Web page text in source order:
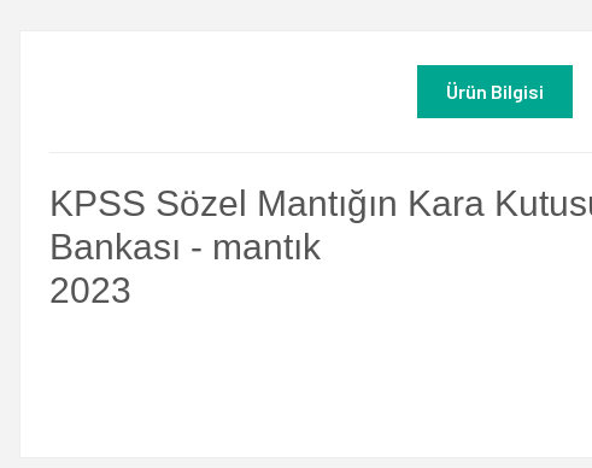
Ürün Bilgisi
KPSS Sözel Mantığın Kara
Bankası - mantık
2023